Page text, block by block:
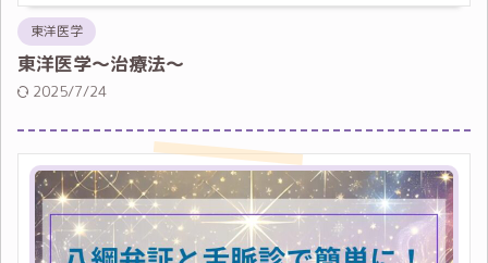
東洋医学
東洋医学〜治療法〜
2025/7/24